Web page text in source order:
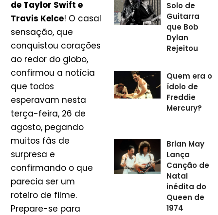
de Taylor Swift e
Travis Kelce! O casal
sensação, que
conquistou corações
ao redor do globo,
confirmou a notícia
que todos
esperavam nesta
terça-feira, 26 de
agosto, pegando
muitos fãs de
surpresa e
confirmando o que
parecia ser um
roteiro de filme.
Prepare-se para
Solo de
Guitarra
que Bob
Dylan
Rejeitou
Quem era o
ídolo de
Freddie
Mercury?
Brian May
Lança
Canção de
Natal
inédita do
Queen de
1974